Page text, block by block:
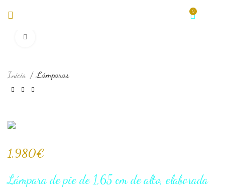
0
Inicio Lámparas
1,980€
Lámpara de pie de 1,65 cm de alto, elaborada